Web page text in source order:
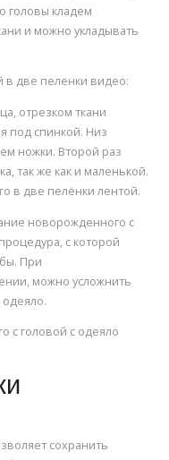
головы кладем
и можно укладывать
в две пеленки видео:
отрезком ткани
под спинкой. Низ
ножки. Второй раз
так же как и маленькой.
в две пелёнки лентой.
новорожденного с
с которой
При
можно усложнить
с головой с одеяло
сохранить